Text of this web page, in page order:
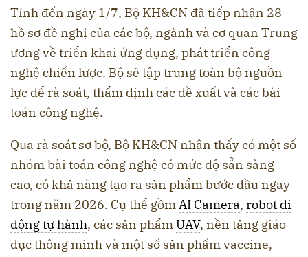
Tính đến ngày 1/7, Bộ KH&CN đã tiếp nhận 28
hồ sơ đề nghị của các bộ, ngành và cơ quan Trung
ương về triển khai ứng dụng, phát triển công
nghệ chiến lược. Bộ sẽ tập trung toàn bộ nguồn
lực để rà soát, thẩm định các đề xuất và các bài
toán công nghệ.
Qua rà soát sơ bộ, Bộ KH&CN nhận thấy có một số
nhóm bài toán công nghệ có mức độ sẵn sàng
cao, có khả năng tạo ra sản phẩm bước đầu ngay
trong năm 2026. Cụ thể gồmAI Camera, robot di
động tự hành, các sản phẩmUAV, nền tảng giáo
dục thông minh và một số sản phẩm vaccine,